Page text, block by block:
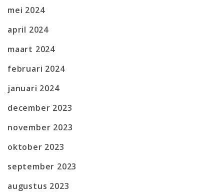
mei 2024
april 2024
maart 2024
februari 2024
januari 2024
december 2023
november 2023
oktober 2023
september 2023
augustus 2023